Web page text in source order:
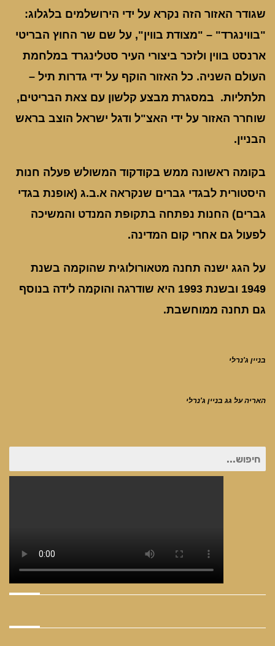
שגודר האזור הזה נקרא על ידי הירושלמים בלגלוג:
"בווינגרד" – "מצודת בווין", על שם שר החוץ הבריטי
ארנסט בווין ולזכר ביצורי העיר סטלינגרד במלחמת
העולם השניה. כל האזור הוקף על ידי גדרות תיל –
תלתליות. במסגרת מבצע קלשון עם צאת הבריטים,
שוחרר האזור על ידי האצ"ל ודגל ישראל הוצב בראש
הבניין.
בקומה ראשונה ממש בקודקוד המשולש פעלה חנות
היסטורית לבגדי גברים שנקראה א.ב.ג (אופנת בגדי
גברים) החנות נפתחה בתקופת המנדט והמשיכה
לפעול גם אחרי קום המדינה.
על הגג ישנה תחנה מטאורולוגית שהוקמה בשנת
1949 ובשנת 1993 היא שודרגה והוקמה לידה בנוסף
גם תחנה ממוחשבת.
בניין ג'נרלי
האריה על גג בניין ג'נרלי
חיפוש
עבור: